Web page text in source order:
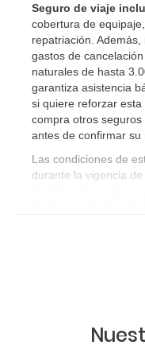
reservas de viajes?
¿Cuáles son los
país si viajo a
¿Qué hago si el
al hotel o viceversa
¿Necesito visado
Seguro de viaje
cobertura de
repatriación.
gastos de
naturales de hasta
garantiza asistencia
si quiere reforzar
compra otros
antes de confirmar su
Las condiciones de
durante la vigencia